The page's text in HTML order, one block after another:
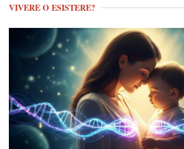
VIVERE O ESISTERE?